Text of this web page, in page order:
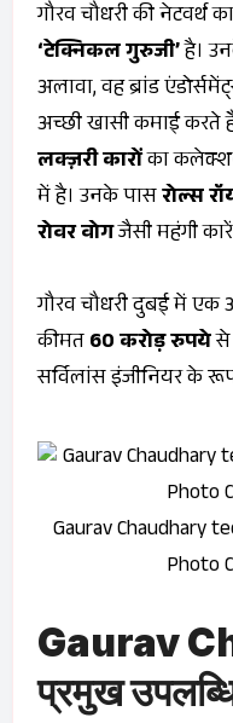
गौरव चौधरी की नेटवर्थ
‘टेक्निकल गुरुजी’है।
अलावा, वह ब्रांड
अच्छी खासी कमाई करते
लक्ज़री कारोंका
में है। उनके पासरोल्स
रोवर वोगजैसी महंगी
गौरव चौधरी दुबई में
कीमत60 करोड़ रुपयेसे
सर्विलांस इंजीनियर के
Gaurav Chaudhary
Photo
Gaurav
प्रमुख